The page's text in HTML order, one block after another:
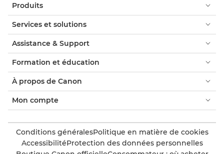
Produits
Services et solutions
Assistance & Support
Formation et éducation
À propos de Canon
Mon compte
Conditions généralesPolitique en matière de cookies
AccessibilitéProtection des données personnelles